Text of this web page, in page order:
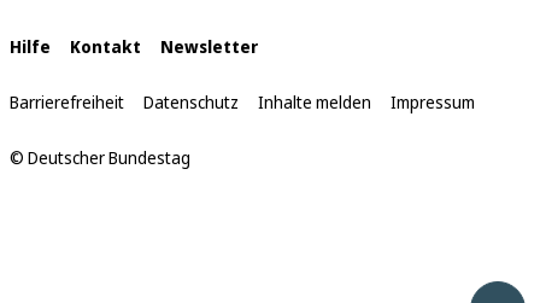
Interne
Links
Hilfe Kontakt Newsletter
Barrierefreiheit Datenschutz Inhalte melden Impressum
© Deutscher Bundestag